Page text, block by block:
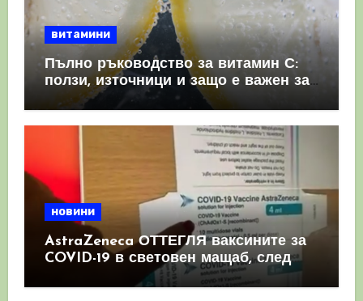
витамини
Пълно ръководство за витамин С:
ползи, източници и защо е важен за
имунната система
новини
AstraZeneca ОТТЕГЛЯ ваксините за
COVID-19 в световен мащаб, след
като призна, че те причиняват
КРЪВНИ съсиреци